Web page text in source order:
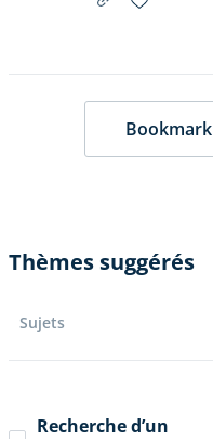
Bookmark
Thèmes suggérés
Sujets
Recherche d’un